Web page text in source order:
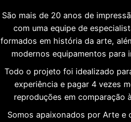
São mais de 20 anos de
com uma equipe de
formados em história da arte,
modernos equipamentos para
Todo o projeto foi idealizado
experiência e pagar 4 vezes
reproduções em comparação
Somos apaixonados por Arte e